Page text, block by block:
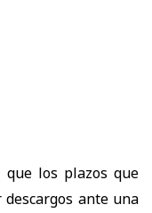
que los plazos que
ante una